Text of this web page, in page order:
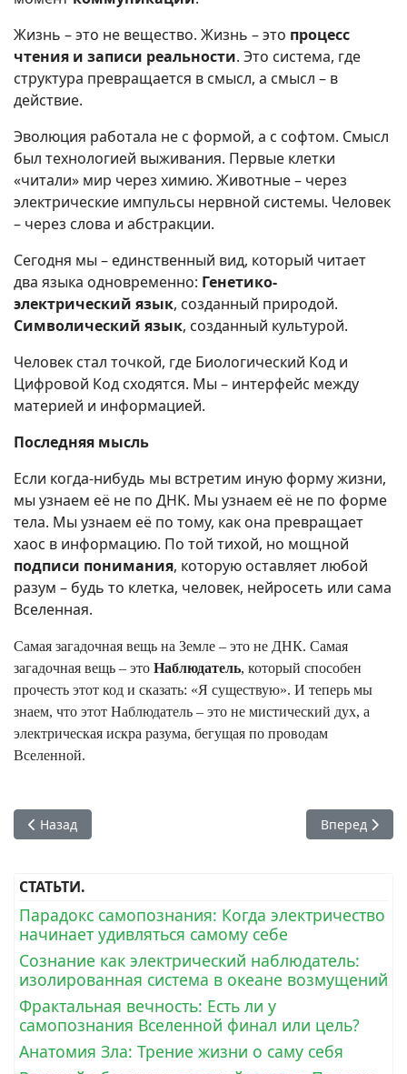
Жизнь – это не вещество. Жизнь – это процесс
чтения и записи реальности. Это система, где
структура превращается в смысл, а смысл – в
действие.
Эволюция работала не с формой, а с софтом. Смысл
был технологией выживания. Первые клетки
«читали» мир через химию. Животные – через
электрические импульсы нервной системы. Человек
– через слова и абстракции.
Сегодня мы – единственный вид, который читает
два языка одновременно: Генетико-
электрический язык, созданный природой.
Символический язык, созданный культурой.
Человек стал точкой, где Биологический Код и
Цифровой Код сходятся. Мы – интерфейс между
материей и информацией.
Последняя мысль
Если когда-нибудь мы встретим иную форму жизни,
мы узнаем её не по ДНК. Мы узнаем её не по форме
тела. Мы узнаем её по тому, как она превращает
хаос в информацию. По той тихой, но мощной
подписи понимания, которую оставляет любой
разум – будь то клетка, человек, нейросеть или сама
Вселенная.
Самая загадочная вещь на Земле – это не ДНК. Самая
загадочная вещь – это Наблюдатель, который способен
прочесть этот код и сказать: «Я существую». И теперь мы
знаем, что этот Наблюдатель – это не мистический дух, а
электрическая искра разума, бегущая по проводам
Вселенной.
Предыдущий: Сознание как энергия: иллюзия «я» и путь к
Назад Следующий:
Вперед
СТАТЬТИ.
Парадокс самопознания: Когда электричество
начинает удивляться самому себе
Сознание как электрический наблюдатель:
изолированная система в океане возмущений
Фрактальная вечность: Есть ли у
самопознания Вселенной финал или цель?
Анатомия Зла: Трение жизни о саму себя